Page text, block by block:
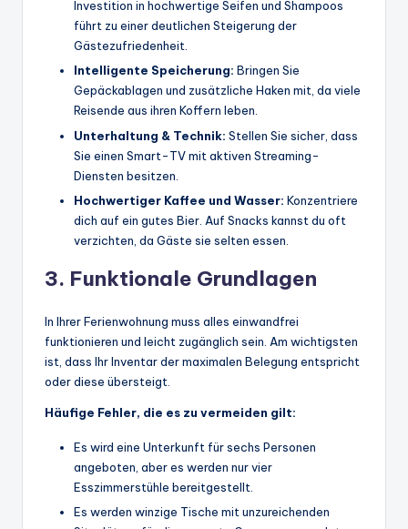
Investition in hochwertige Seifen und Shampoos
führt zu einer deutlichen Steigerung der
Gästezufriedenheit.
Intelligente Speicherung: Bringen Sie
Gepäckablagen und zusätzliche Haken mit, da viele
Reisende aus ihren Koffern leben.
Unterhaltung & Technik: Stellen Sie sicher, dass
Sie einen Smart-TV mit aktiven Streaming-
Diensten besitzen.
Hochwertiger Kaffee und Wasser: Konzentriere
dich auf ein gutes Bier. Auf Snacks kannst du oft
verzichten, da Gäste sie selten essen.
3. Funktionale Grundlagen
In Ihrer Ferienwohnung muss alles einwandfrei
funktionieren und leicht zugänglich sein. Am wichtigsten
ist, dass Ihr Inventar der maximalen Belegung entspricht
oder diese übersteigt.
Häufige Fehler, die es zu vermeiden gilt:
Es wird eine Unterkunft für sechs Personen
angeboten, aber es werden nur vier
Esszimmerstühle bereitgestellt.
Es werden winzige Tische mit unzureichenden